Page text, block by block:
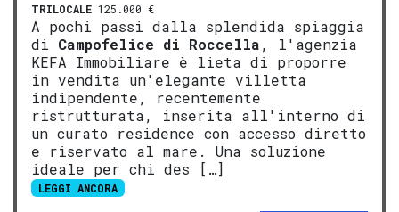
TRILOCALE 125.000 €
A pochi passi dalla splendida spiaggia
di Campofelice di Roccella, l'agenzia
KEFA Immobiliare è lieta di proporre
in vendita un'elegante villetta
indipendente, recentemente
ristrutturata, inserita all'interno di
un curato residence con accesso diretto
e riservato al mare. Una soluzione
ideale per chi des […]
LEGGI ANCORA